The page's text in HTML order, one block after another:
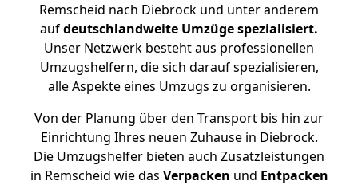
Remscheid nach Diebrock und unter anderem
aufdeutschlandweite Umzüge spezialisiert.
Unser Netzwerk besteht aus professionellen
Umzugshelfern, die sich darauf spezialisieren,
alle Aspekte eines Umzugs zu organisieren.
Von der Planung über den Transport bis hin zur
Einrichtung Ihres neuen Zuhause in Diebrock.
Die Umzugshelfer bieten auch Zusatzleistungen
in Remscheid wie das Verpacken und Entpacken